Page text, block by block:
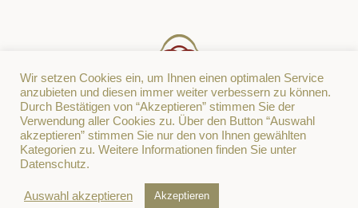
Impressum|Datenschutz
Wir setzen Cookies ein, um Ihnen einen optimalen Service
anzubieten und diesen immer weiter verbessern zu können.
Durch Bestätigen von “Akzeptieren” stimmen Sie der
Verwendung aller Cookies zu. Über den Button “Auswahl
akzeptieren” stimmen Sie nur den von Ihnen gewählten
Kategorien zu. Weitere Informationen finden Sie unter
Datenschutz.
Auswahl akzeptieren Akzeptieren